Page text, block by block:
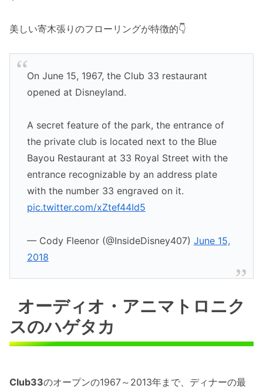
美しい寄木張りのフローリングが特徴的👇
On June 15, 1967, the Club 33 restaurant
opened at Disneyland.
A secret feature of the park, the entrance of
the private club is located next to the Blue
Bayou Restaurant at 33 Royal Street with the
entrance recognizable by an address plate
with the number 33 engraved on it.
pic.twitter.com/xZtef44Id5
— Cody Fleenor (@InsideDisney407) June 15,
2018
オーディオ・アニマトロニク
スのハゲタカ
Club33のオープンの1967～2013年まで、ディナーの最